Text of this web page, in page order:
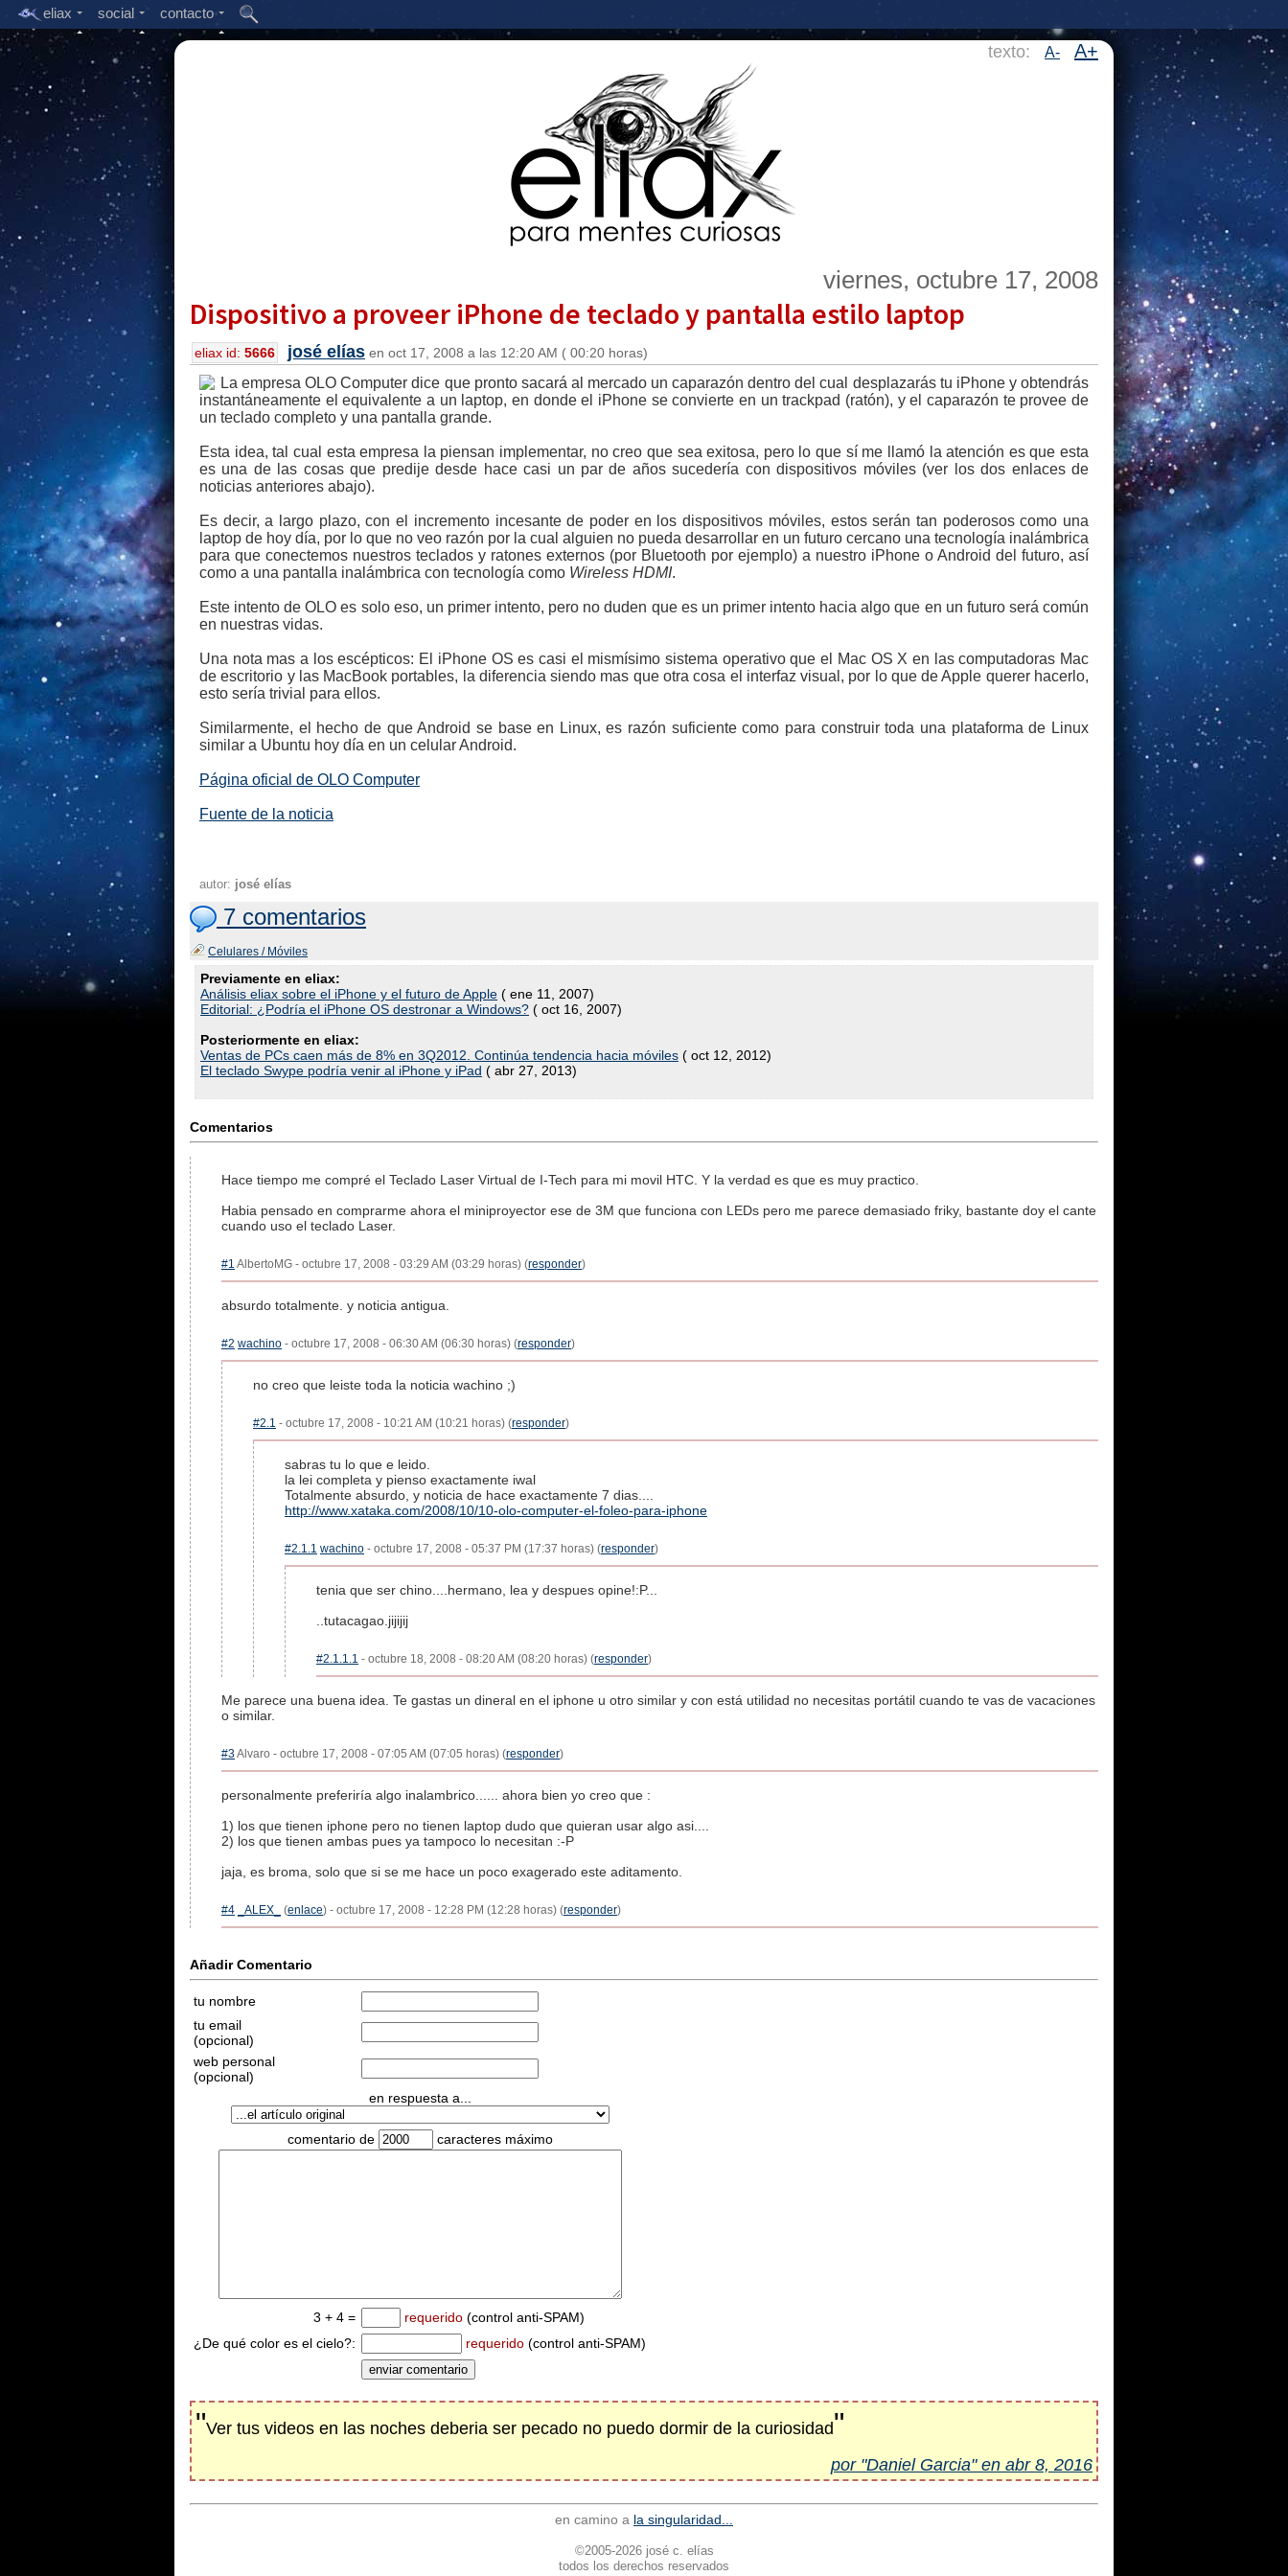
eliax social contacto
texto: A- A+
viernes, octubre 17, 2008
Dispositivo a proveer iPhone de teclado y pantalla estilo laptop
eliax id: 5666 josé elías en oct 17, 2008 a las 12:20 AM ( 00:20 horas)
La empresa OLO Computer dice que pronto sacará al mercado un caparazón dentro del cual desplazarás tu iPhone y obtendrás
instantáneamente el equivalente a un laptop, en donde el iPhone se convierte en un trackpad (ratón), y el caparazón te provee de
un teclado completo y una pantalla grande.
Esta idea, tal cual esta empresa la piensan implementar, no creo que sea exitosa, pero lo que sí me llamó la atención es que esta
es una de las cosas que predije desde hace casi un par de años sucedería con dispositivos móviles (ver los dos enlaces de
noticias anteriores abajo).
Es decir, a largo plazo, con el incremento incesante de poder en los dispositivos móviles, estos serán tan poderosos como una
laptop de hoy día, por lo que no veo razón por la cual alguien no pueda desarrollar en un futuro cercano una tecnología inalámbrica
para que conectemos nuestros teclados y ratones externos (por Bluetooth por ejemplo) a nuestro iPhone o Android del futuro, así
como a una pantalla inalámbrica con tecnología como Wireless HDMI.
Este intento de OLO es solo eso, un primer intento, pero no duden que es un primer intento hacia algo que en un futuro será común
en nuestras vidas.
Una nota mas a los escépticos: El iPhone OS es casi el mismísimo sistema operativo que el Mac OS X en las computadoras Mac
de escritorio y las MacBook portables, la diferencia siendo mas que otra cosa el interfaz visual, por lo que de Apple querer hacerlo,
esto sería trivial para ellos.
Similarmente, el hecho de que Android se base en Linux, es razón suficiente como para construir toda una plataforma de Linux
similar a Ubuntu hoy día en un celular Android.
Página oficial de OLO Computer
Fuente de la noticia
autor: josé elías
7 comentarios
Celulares / Móviles
Previamente en eliax:
Análisis eliax sobre el iPhone y el futuro de Apple ( ene 11, 2007)
Editorial: ¿Podría el iPhone OS destronar a Windows? ( oct 16, 2007)
Posteriormente en eliax:
Ventas de PCs caen más de 8% en 3Q2012. Continúa tendencia hacia móviles ( oct 12, 2012)
El teclado Swype podría venir al iPhone y iPad ( abr 27, 2013)
Comentarios
Hace tiempo me compré el Teclado Laser Virtual de I-Tech para mi movil HTC. Y la verdad es que es muy practico.
Habia pensado en comprarme ahora el miniproyector ese de 3M que funciona con LEDs pero me parece demasiado friky, bastante doy el cante
cuando uso el teclado Laser.
#1 AlbertoMG - octubre 17, 2008 - 03:29 AM (03:29 horas) (responder)
absurdo totalmente. y noticia antigua.
#2 wachino - octubre 17, 2008 - 06:30 AM (06:30 horas) (responder)
no creo que leiste toda la noticia wachino ;)
#2.1 - octubre 17, 2008 - 10:21 AM (10:21 horas) (responder)
sabras tu lo que e leido.
la lei completa y pienso exactamente iwal
Totalmente absurdo, y noticia de hace exactamente 7 dias....
http://www.xataka.com/2008/10/10-olo-computer-el-foleo-para-iphone
#2.1.1 wachino - octubre 17, 2008 - 05:37 PM (17:37 horas) (responder)
tenia que ser chino....hermano, lea y despues opine!:P...
..tutacagao.jijijij
#2.1.1.1 - octubre 18, 2008 - 08:20 AM (08:20 horas) (responder)
Me parece una buena idea. Te gastas un dineral en el iphone u otro similar y con está utilidad no necesitas portátil cuando te vas de vacaciones
o similar.
#3Alvaro - octubre 17, 2008 - 07:05 AM (07:05 horas) (responder)
personalmente preferiría algo inalambrico...... ahora bien yo creo que :
1) los que tienen iphone pero no tienen laptop dudo que quieran usar algo asi....
2) los que tienen ambas pues ya tampoco lo necesitan :-P
jaja, es broma, solo que si se me hace un poco exagerado este aditamento.
#4 _ALEX_ (enlace) - octubre 17, 2008 - 12:28 PM (12:28 horas) (responder)
Añadir Comentario
tu nombre
tu email
(opcional)
web personal
(opcional)
en respuesta a...
comentario de caracteres máximo
3 + 4 = requerido (control anti-SPAM)
¿De qué color es el cielo?:
requerido (control anti-SPAM)
"Ver tus videos en las noches deberia ser pecado no puedo dormir de la curiosidad"
por "Daniel Garcia" en abr 8, 2016
en camino a la singularidad...
©2005-2026 josé c. elías
todos los derechos reservados